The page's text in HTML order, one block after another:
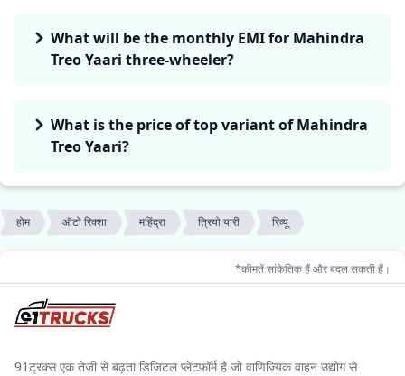
What will be the monthly EMI for Mahindra
Treo Yaari three-wheeler?
What is the price of top variant of Mahindra
Treo Yaari?
होम ऑटो रिक्शा महिंद्रा त्रियो यारी रिव्यू
*कीमतें सांकेतिक हैं और बदल सकती हैं।
91ट्रक्स एक तेजी से बढ़ता डिजिटल प्लेटफॉर्म है जो वाणिज्यिक वाहन उद्योग से